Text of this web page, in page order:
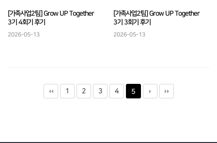
[가족사업2팀] Grow UP Together
3기 4회기 후기
2026-05-13
[가족사업2팀] Grow UP Together
3기 3회기 후기
2026-05-13
1 2 3 4 5